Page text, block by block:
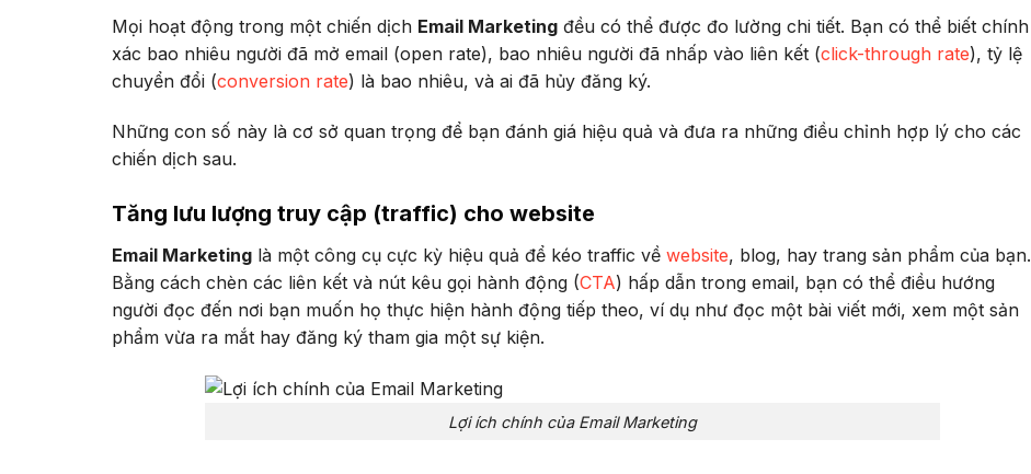
Mọi hoạt động trong một chiến dịch Email Marketing đều có thể được đo lường chi tiết. Bạn có thể biết chính
xác bao nhiêu người đã mở email (open rate), bao nhiêu người đã nhấp vào liên kết (click-through rate), tỷ lệ
chuyển đổi (conversion rate) là bao nhiêu, và ai đã hủy đăng ký.
Những con số này là cơ sở quan trọng để bạn đánh giá hiệu quả và đưa ra những điều chỉnh hợp lý cho các
chiến dịch sau.
Tăng lưu lượng truy cập (traffic) cho website
Email Marketing là một công cụ cực kỳ hiệu quả để kéo traffic về website, blog, hay trang sản phẩm của bạn.
Bằng cách chèn các liên kết và nút kêu gọi hành động (CTA) hấp dẫn trong email, bạn có thể điều hướng
người đọc đến nơi bạn muốn họ thực hiện hành động tiếp theo, ví dụ như đọc một bài viết mới, xem một sản
phẩm vừa ra mắt hay đăng ký tham gia một sự kiện.
Lợi ích chính của Email Marketing